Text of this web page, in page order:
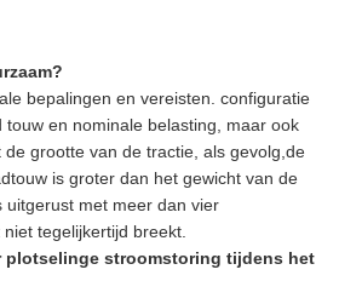
bepalingen en vereisten. configuratie
touw en nominale belasting, maar ook
grootte van de tractie, als gevolg,de
is groter dan het gewicht van de
uitgerust met meer dan vier
tegelijkertijd breekt.
plotselinge stroomstoring tijdens het